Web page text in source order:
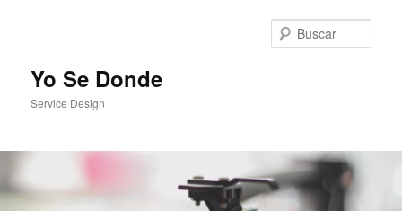
Yo Se Donde
Service Design